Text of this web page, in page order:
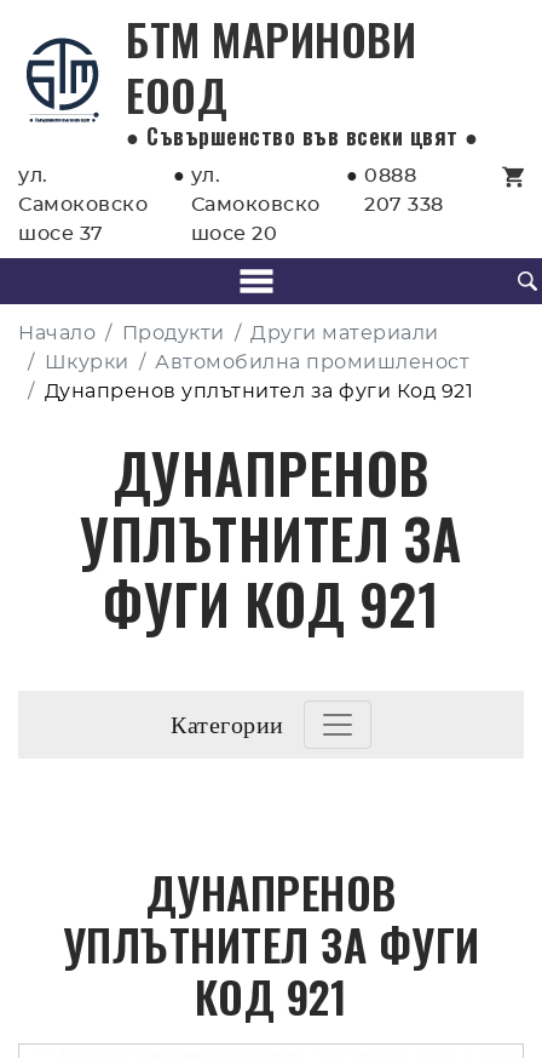
БТМ МАРИНОВИ
EООД
● Съвършенство във всеки цвят ●
ул.
Самоковско
шосе 37
● ул.
Самоковско
шосе 20
●0888
207 338
Начало Продукти
Други материали
Шкурки
Автомобилна промишленост
Дунапренов уплътнител за фуги Код 921
ДУНАПРЕНОВ
УПЛЪТНИТЕЛ ЗА
ФУГИ КОД 921
Категории
ДУНАПРЕНОВ
УПЛЪТНИТЕЛ ЗА ФУГИ
КОД 921